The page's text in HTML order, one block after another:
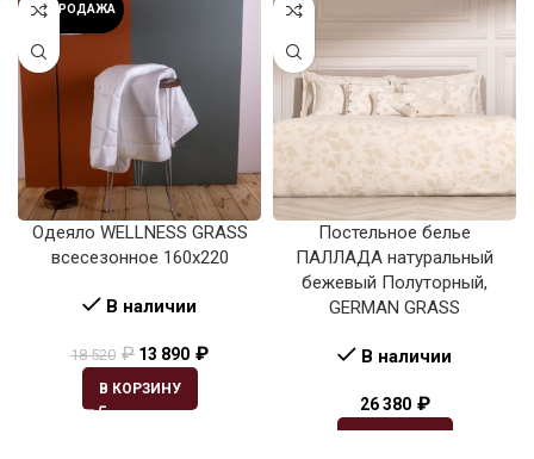
РАСПРОДАЖА
Одеяло WELLNESS GRASS
всесезонное 160х220
В наличии
18 520 ₽ 13 890 ₽
В КОРЗИНУ
Постельное белье
ПАЛЛАДА натуральный
бежевый Полуторный,
GERMAN GRASS
В наличии
26 380 ₽